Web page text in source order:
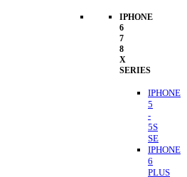
IPHONE
6
7
8
X
SERIES
IPHONE
5
-
5S
SE
IPHONE
6
PLUS